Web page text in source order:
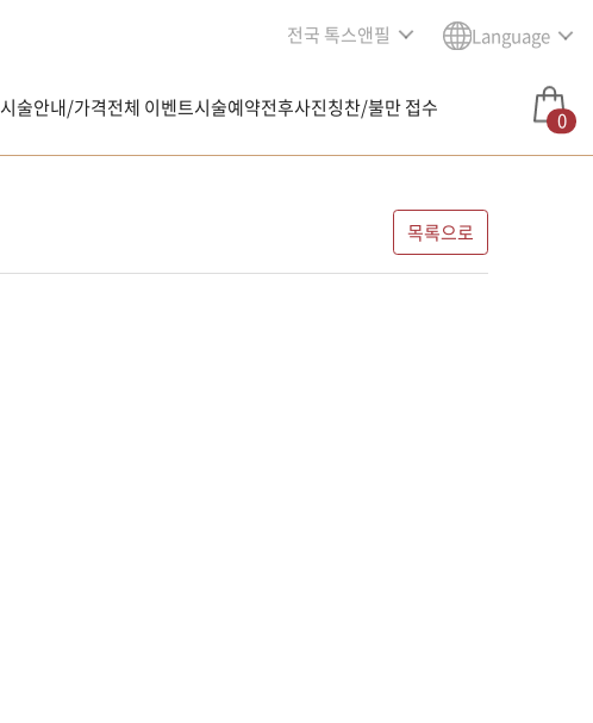
전국 톡스앤필 Language
시술안내/가격전체 이벤트시술예약전후사진칭찬/불만 접수 0
목록으로